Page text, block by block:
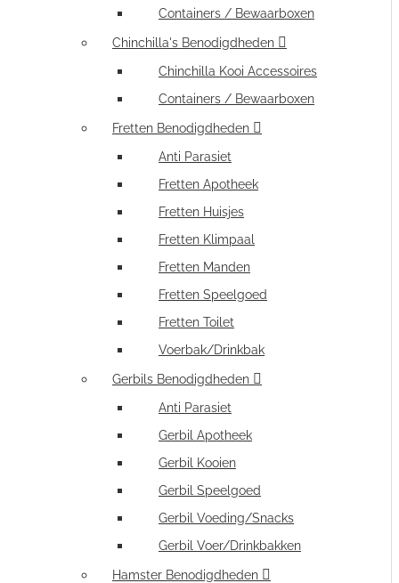
Containers / Bewaarboxen
Chinchilla's Benodigdheden
Chinchilla Kooi Accessoires
Containers / Bewaarboxen
Fretten Benodigdheden
Anti Parasiet
Fretten Apotheek
Fretten Huisjes
Fretten Klimpaal
Fretten Manden
Fretten Speelgoed
Fretten Toilet
Voerbak/Drinkbak
Gerbils Benodigdheden
Anti Parasiet
Gerbil Apotheek
Gerbil Kooien
Gerbil Speelgoed
Gerbil Voeding/Snacks
Gerbil Voer/Drinkbakken
Hamster Benodigdheden